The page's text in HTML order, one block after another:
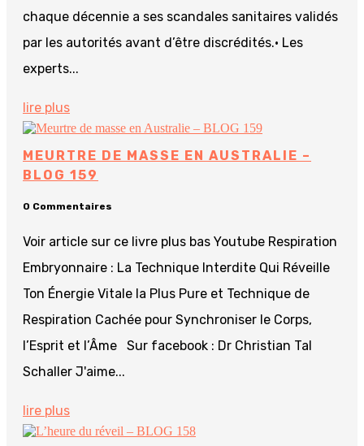
chaque décennie a ses scandales sanitaires validés
par les autorités avant d’être discrédités.• Les
experts...
lire plus
MEURTRE DE MASSE EN AUSTRALIE –
BLOG 159
0 Commentaires
Voir article sur ce livre plus bas Youtube Respiration
Embryonnaire : La Technique Interdite Qui Réveille
Ton Énergie Vitale la Plus Pure et Technique de
Respiration Cachée pour Synchroniser le Corps,
l’Esprit et l’Âme Sur facebook : Dr Christian Tal
Schaller J'aime...
lire plus